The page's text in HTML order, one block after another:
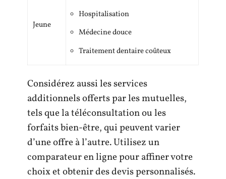
Jeune
Hospitalisation
Médecine douce
Traitement dentaire coûteux
Considérez aussi les services
additionnels offerts par les mutuelles,
tels que la téléconsultation ou les
forfaits bien-être, qui peuvent varier
d’une offre à l’autre. Utilisez un
comparateur en ligne pour affiner votre
choix et obtenir des devis personnalisés.